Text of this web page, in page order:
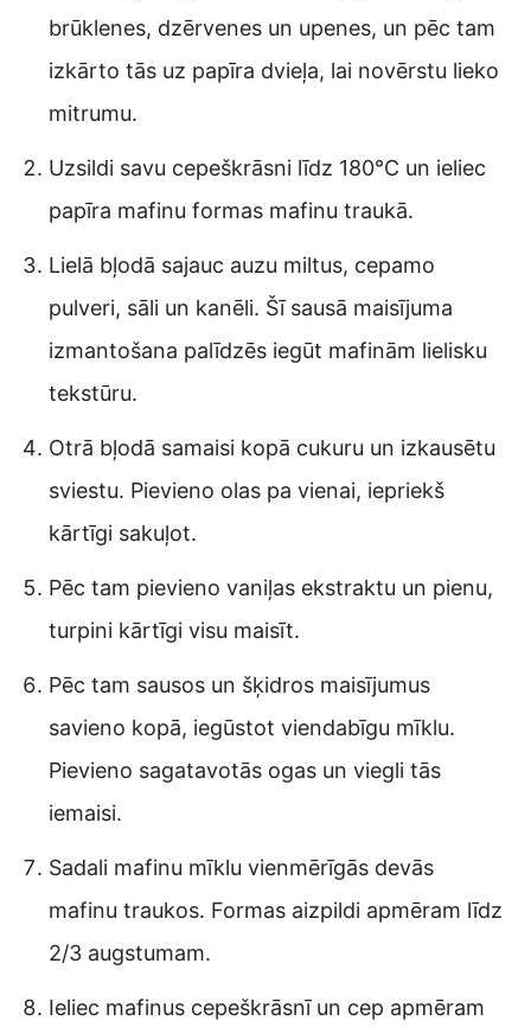
brūklenes, dzērvenes un upenes, un pēc tam
izkārto tās uz papīra dvieļa, lai novērstu lieko
mitrumu.
Uzsildi savu cepeškrāsni līdz 180°C un ieliec
papīra mafinu formas mafinu traukā.
Lielā bļodā sajauc auzu miltus, cepamo
pulveri, sāli un kanēli. Šī sausā maisījuma
izmantošana palīdzēs iegūt mafinām lielisku
tekstūru.
Otrā bļodā samaisi kopā cukuru un izkausētu
sviestu. Pievieno olas pa vienai, iepriekš
kārtīgi sakuļot.
Pēc tam pievieno vaniļas ekstraktu un pienu,
turpini kārtīgi visu maisīt.
Pēc tam sausos un šķidros maisījumus
savieno kopā, iegūstot viendabīgu mīklu.
Pievieno sagatavotās ogas un viegli tās
iemaisi.
Sadali mafinu mīklu vienmērīgās devās
mafinu traukos. Formas aizpildi apmēram līdz
2/3 augstumam.
Ieliec mafinus cepeškrāsnī un cep apmēram